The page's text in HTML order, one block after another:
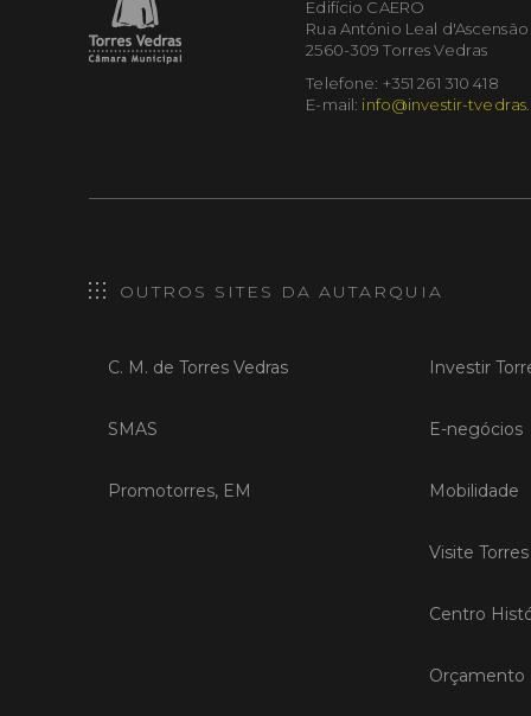
Edifício CAERO
Rua António Leal d'Ascensão
2560-309 Torres Vedras
Telefone: +351 261 310 418
E-mail: info@investir-
OUTROS SITES DA AUTARQUIA
C. M. de Torres Vedras
SMAS
Promotorres, EM
Investir
E-negócios
Mobilidade
Visite
Centro
Orçamento